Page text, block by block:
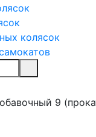
колясок
9